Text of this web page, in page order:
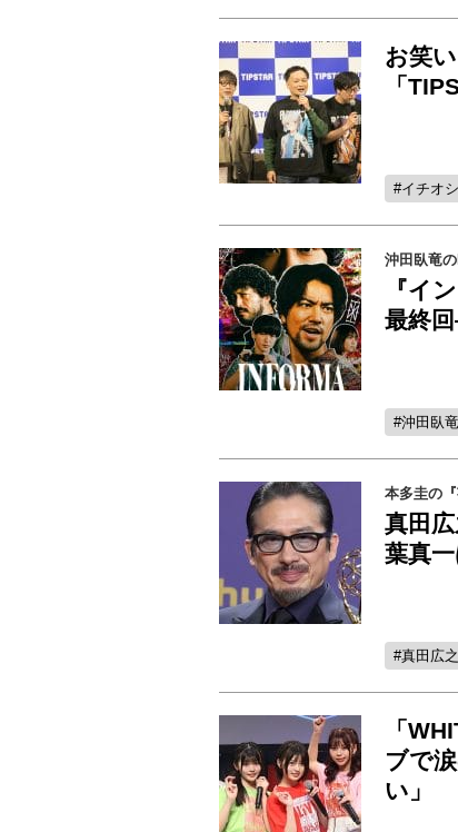
お笑
「
イチオ
沖田臥竜
『イ
最終
沖田臥竜
本多圭の
真田
葉真
真田広之
「
ブで
い」